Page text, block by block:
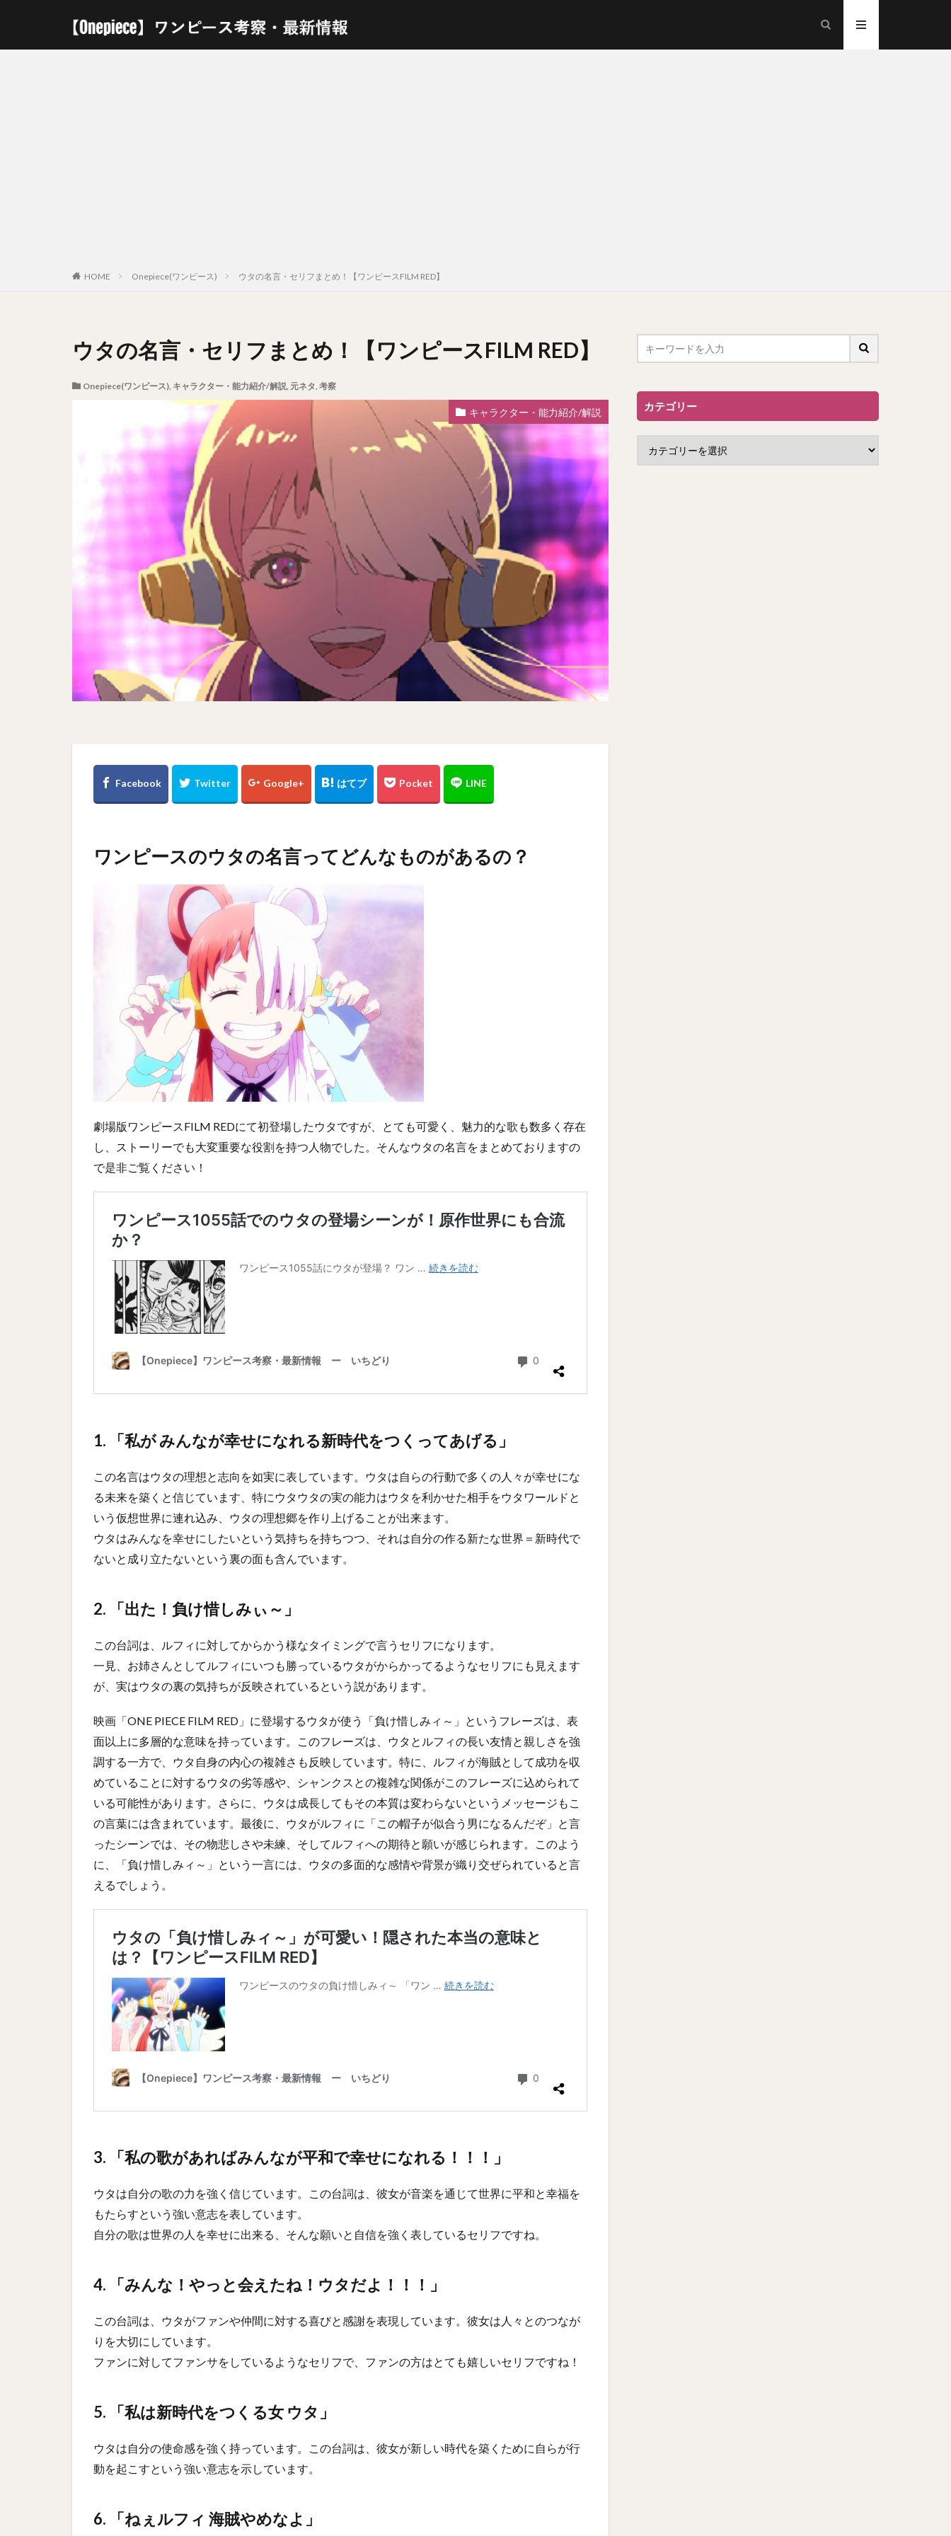
HOME Onepiece(ワンピース) ウタの名言・セリフまとめ！【ワンピースFILM RED】
ウタの名言・セリフまとめ！【ワンピースFILM RED】
Onepiece(ワンピース), キャラクター・能力紹介/解説, 元ネタ, 考察
キャラクター・能力紹介/解説
ワンピースのウタの名言ってどんなものがあるの？
劇場版ワンピースFILM REDにて初登場したウタですが、とても可愛く、魅力的な歌も数多く存在
し、ストーリーでも大変重要な役割を持つ人物でした。そんなウタの名言をまとめておりますの
で是非ご覧ください！
1. 「私が みんなが幸せになれる新時代をつくってあげる」
この名言はウタの理想と志向を如実に表しています。ウタは自らの行動で多くの人々が幸せにな
る未来を築くと信じています、特にウタウタの実の能力はウタを利かせた相手をウタワールドと
いう仮想世界に連れ込み、ウタの理想郷を作り上げることが出来ます。
ウタはみんなを幸せにしたいという気持ちを持ちつつ、それは自分の作る新たな世界＝新時代で
ないと成り立たないという裏の面も含んでいます。
2. 「出た！負け惜しみぃ～」
この台詞は、ルフィに対してからかう様なタイミングで言うセリフになります。
一見、お姉さんとしてルフィにいつも勝っているウタがからかってるようなセリフにも見えます
が、実はウタの裏の気持ちが反映されているという説があります。
映画「ONE PIECE FILM RED」に登場するウタが使う「負け惜しみィ～」というフレーズは、表
面以上に多層的な意味を持っています。このフレーズは、ウタとルフィの長い友情と親しさを強
調する一方で、ウタ自身の内心の複雑さも反映しています。特に、ルフィが海賊として成功を収
めていることに対するウタの劣等感や、シャンクスとの複雑な関係がこのフレーズに込められて
いる可能性があります。さらに、ウタは成長してもその本質は変わらないというメッセージもこ
の言葉には含まれています。最後に、ウタがルフィに「この帽子が似合う男になるんだぞ」と言
ったシーンでは、その物悲しさや未練、そしてルフィへの期待と願いが感じられます。このよう
に、「負け惜しみィ～」という一言には、ウタの多面的な感情や背景が織り交ぜられていると言
えるでしょう。
3. 「私の歌があればみんなが平和で幸せになれる！！！」
ウタは自分の歌の力を強く信じています。この台詞は、彼女が音楽を通じて世界に平和と幸福を
もたらすという強い意志を表しています。
自分の歌は世界の人を幸せに出来る、そんな願いと自信を強く表しているセリフですね。
4. 「みんな！やっと会えたね！ウタだよ！！！」
この台詞は、ウタがファンや仲間に対する喜びと感謝を表現しています。彼女は人々とのつなが
りを大切にしています。
ファンに対してファンサをしているようなセリフで、ファンの方はとても嬉しいセリフですね！
5. 「私は新時代をつくる女 ウタ」
ウタは自分の使命感を強く持っています。この台詞は、彼女が新しい時代を築くために自らが行
動を起こすという強い意志を示しています。
6. 「ねぇルフィ 海賊やめなよ」
カテゴリー